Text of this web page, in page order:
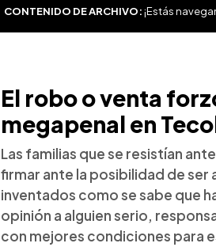
CONTENIDO DE ARCHIVO:¡Estás
El robo o venta
megapenal en
Las familias que se resistían
firmar ante la posibilidad de
inventados como se sabe que
opinión a alguien serio,
con mejores condiciones para